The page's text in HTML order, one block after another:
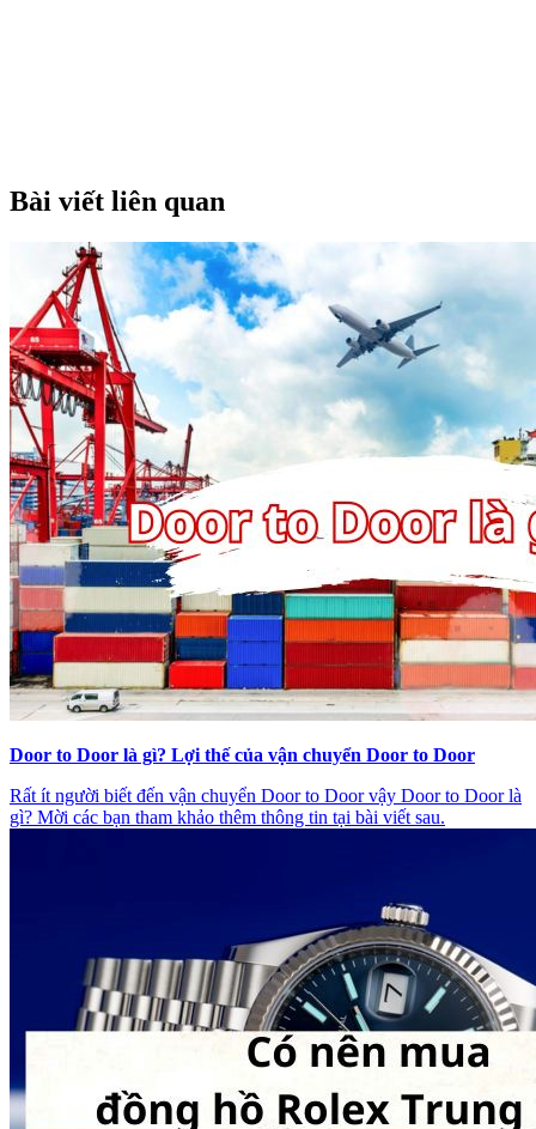
Bài viết liên quan
Door to Door là gì? Lợi thế của vận chuyển Door to Door
Rất ít người biết đến vận chuyển Door to Door vậy Door to Door là
gì? Mời các bạn tham khảo thêm thông tin tại bài viết sau.